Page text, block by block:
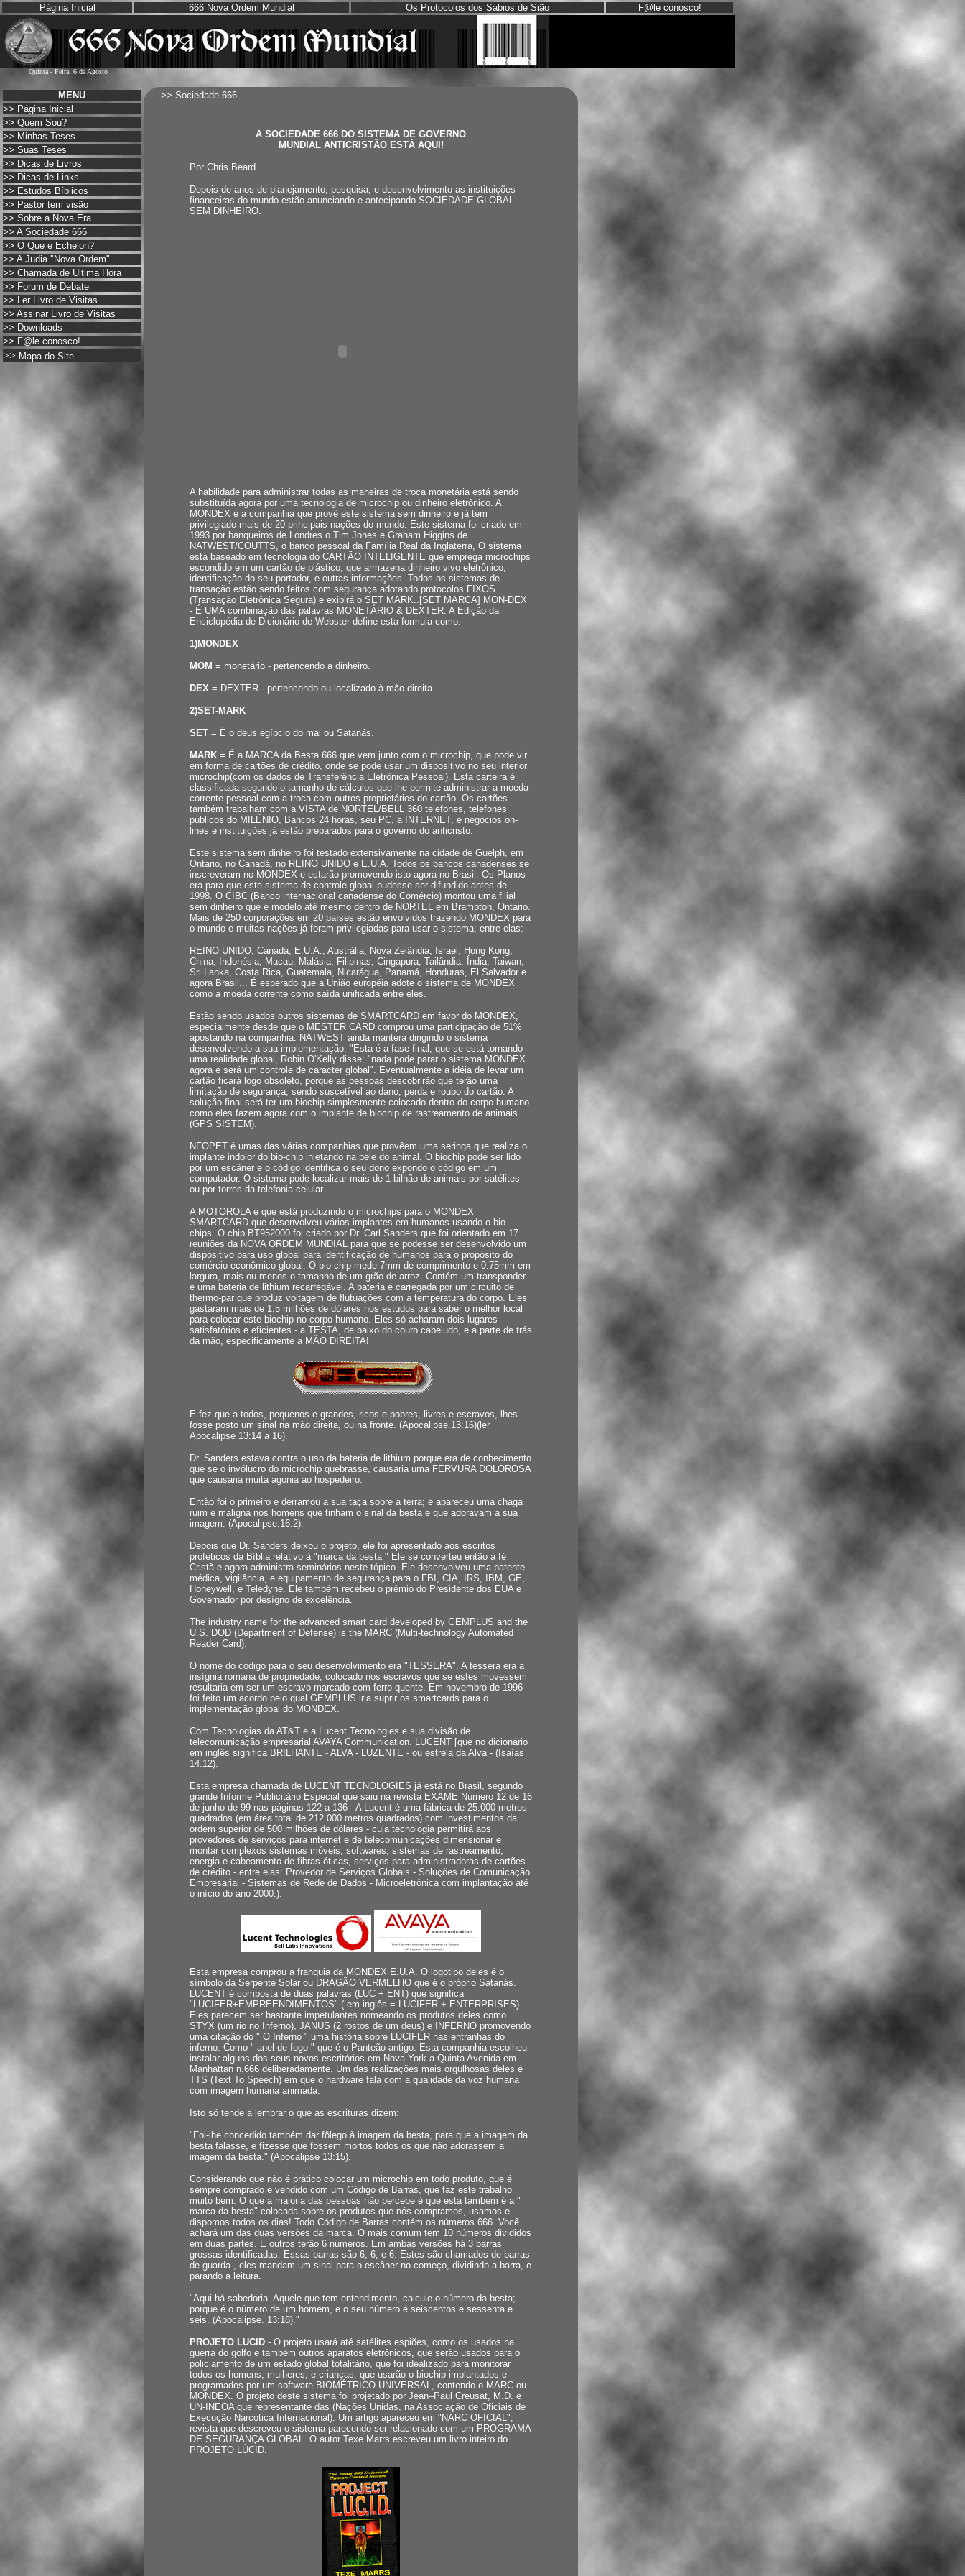
Página Inicial 666 Nova Ordem Mundial Os Protocolos dos Sábios de Sião F@le conosco!
Quinta - Feira, 6 de Agosto
MENU
>> Página Inicial
>> Quem Sou?
>> Minhas Teses
>> Suas Teses
>> Dicas de Livros
>> Dicas de Links
>> Estudos Bíblicos
>> Pastor tem visão
>> Sobre a Nova Era
>> A Sociedade 666
>> O Que é Echelon?
>> A Judia "Nova Ordem"
>> Chamada de Ultima Hora
>> Forum de Debate
>> Ler Livro de Visitas
>> Assinar Livro de Visitas
>> Downloads
>> F@le conosco!
>> Mapa do Site
>> Sociedade 666
A SOCIEDADE 666 DO SISTEMA DE GOVERNO
MUNDIAL ANTICRISTÃO ESTÁ AQUI!
Por Chris Beard
Depois de anos de planejamento, pesquisa, e desenvolvimento as instituições
financeiras do mundo estão anunciando e antecipando SOCIEDADE GLOBAL
SEM DINHEIRO.
A habilidade para administrar todas as maneiras de troca monetária está sendo
substituída agora por uma tecnologia de microchip ou dinheiro eletrônico. A
MONDEX é a companhia que provê este sistema sem dinheiro e já tem
privilegiado mais de 20 principais nações do mundo. Este sistema foi criado em
1993 por banqueiros de Londres o Tim Jones e Graham Higgins de
NATWEST/COUTTS, o banco pessoal da Família Real da Inglaterra, O sistema
está baseado em tecnologia do CARTÃO INTELIGENTE que emprega microchips
escondido em um cartão de plástico, que armazena dinheiro vivo eletrônico,
identificação do seu portador, e outras informações. Todos os sistemas de
transação estão sendo feitos com segurança adotando protocolos FIXOS
(Transação Eletrônica Segura) e exibirá o SET MARK..[SET MARCA] MON-DEX
- É UMA combinação das palavras MONETÁRIO & DEXTER. A Edição da
Enciclopédia de Dicionário de Webster define esta formula como:
1)MONDEX
MOM = monetário - pertencendo a dinheiro.
DEX = DEXTER - pertencendo ou localizado à mão direita.
2)SET-MARK
SET = É o deus egípcio do mal ou Satanás.
MARK = É a MARCA da Besta 666 que vem junto com o microchip, que pode vir
em forma de cartões de crédito, onde se pode usar um dispositivo no seu interior
microchip(com os dados de Transferência Eletrônica Pessoal). Esta carteira é
classificada segundo o tamanho de cálculos que lhe permite administrar a moeda
corrente pessoal com a troca com outros proprietários do cartão. Os cartões
também trabalham com a VISTA de NORTEL/BELL 360 telefones, telefones
públicos do MILÊNIO, Bancos 24 horas, seu PC, a INTERNET, e negócios on-
lines e instituições já estão preparados para o governo do anticristo.
Este sistema sem dinheiro foi testado extensivamente na cidade de Guelph, em
Ontario, no Canadá, no REINO UNIDO e E.U.A. Todos os bancos canadenses se
inscreveram no MONDEX e estarão promovendo isto agora no Brasil. Os Planos
era para que este sistema de controle global pudesse ser difundido antes de
1998. O CIBC (Banco internacional canadense do Comércio) montou uma filial
sem dinheiro que é modelo até mesmo dentro de NORTEL em Brampton, Ontario.
Mais de 250 corporações em 20 países estão envolvidos trazendo MONDEX para
o mundo e muitas nações já foram privilegiadas para usar o sistema; entre elas:
REINO UNIDO, Canadá, E.U.A., Austrália, Nova Zelândia, Israel, Hong Kong,
China, Indonésia, Macau, Malásia, Filipinas, Cingapura, Tailândia, Índia, Taiwan,
Sri Lanka, Costa Rica, Guatemala, Nicarágua, Panamá, Honduras, El Salvador e
agora Brasil... É esperado que a União européia adote o sistema de MONDEX
como a moeda corrente como saída unificada entre eles.
Estão sendo usados outros sistemas de SMARTCARD em favor do MONDEX,
especialmente desde que o MESTER CARD comprou uma participação de 51%
apostando na companhia. NATWEST ainda manterá dirigindo o sistema
desenvolvendo a sua implementação. "Esta é a fase final, que se está tornando
uma realidade global, Robin O'Kelly disse: "nada pode parar o sistema MONDEX
agora e será um controle de caracter global". Eventualmente a idéia de levar um
cartão ficará logo obsoleto, porque as pessoas descobrirão que terão uma
limitação de segurança, sendo suscetível ao dano, perda e roubo do cartão. A
solução final será ter um biochip simplesmente colocado dentro do corpo humano
como eles fazem agora com o implante de biochip de rastreamento de animais
(GPS SISTEM).
NFOPET é umas das várias companhias que provêem uma seringa que realiza o
implante indolor do bio-chip injetando na pele do animal. O biochip pode ser lido
por um escâner e o código identifica o seu dono expondo o código em um
computador. O sistema pode localizar mais de 1 bilhão de animais por satélites
ou por torres da telefonia celular.
A MOTOROLA é que está produzindo o microchips para o MONDEX
SMARTCARD que desenvolveu vários implantes em humanos usando o bio-
chips. O chip BT952000 foi criado por Dr. Carl Sanders que foi orientado em 17
reuniões da NOVA ORDEM MUNDIAL para que se podesse ser desenvolvido um
dispositivo para uso global para identificação de humanos para o propósito do
comércio econômico global. O bio-chip mede 7mm de comprimento e 0.75mm em
largura, mais ou menos o tamanho de um grão de arroz. Contém um transponder
e uma bateria de lithium recarregável. A bateria é carregada por um circuito de
thermo-par que produz voltagem de flutuações com a temperatura do corpo. Eles
gastaram mais de 1.5 milhões de dólares nos estudos para saber o melhor local
para colocar este biochip no corpo humano. Eles só acharam dois lugares
satisfatórios e eficientes - a TESTA, de baixo do couro cabeludo, e a parte de trás
da mão, especificamente a MÃO DIREITA!
E fez que a todos, pequenos e grandes, ricos e pobres, livres e escravos, lhes
fosse posto um sinal na mão direita, ou na fronte. (Apocalipse.13:16)(ler
Apocalipse 13:14 a 16).
Dr. Sanders estava contra o uso da bateria de lithium porque era de conhecimento
que se o invólucro do microchip quebrasse, causaria uma FERVURA DOLOROSA
que causaria muita agonia ao hospedeiro.
Então foi o primeiro e derramou a sua taça sobre a terra; e apareceu uma chaga
ruim e maligna nos homens que tinham o sinal da besta e que adoravam a sua
imagem. (Apocalipse.16:2).
Depois que Dr. Sanders deixou o projeto, ele foi apresentado aos escritos
proféticos da Bíblia relativo à "marca da besta " Ele se converteu então à fé
Cristã e agora administra seminários neste tópico. Ele desenvolveu uma patente
médica, vigilância, e equipamento de segurança para o FBI, CIA, IRS, IBM, GE,
Honeywell, e Teledyne. Ele também recebeu o prêmio do Presidente dos EUA e
Governador por desígno de excelência.
The industry name for the advanced smart card developed by GEMPLUS and the
U.S. DOD (Department of Defense) is the MARC (Multi-technology Automated
Reader Card).
O nome do código para o seu desenvolvimento era "TESSERA". A tessera era a
insígnia romana de propriedade, colocado nos escravos que se estes movessem
resultaria em ser um escravo marcado com ferro quente. Em novembro de 1996
foi feito um acordo pelo qual GEMPLUS iria suprir os smartcards para o
implementação global do MONDEX.
Com Tecnologias da AT&T e a Lucent Tecnologies e sua divisão de
telecomunicação empresarial AVAYA Communication. LUCENT [que no dicionário
em inglês significa BRILHANTE - ALVA - LUZENTE - ou estrela da Alva - (Isaías
14:12).
Esta empresa chamada de LUCENT TECNOLOGIES já está no Brasil, segundo
grande Informe Publicitário Especial que saiu na revista EXAME Número 12 de 16
de junho de 99 nas páginas 122 a 136 - A Lucent é uma fábrica de 25.000 metros
quadrados (em área total de 212.000 metros quadrados) com investimentos da
ordem superior de 500 milhões de dólares - cuja tecnologia permitirá aos
provedores de serviços para internet e de telecomunicações dimensionar e
montar complexos sistemas móveis, softwares, sistemas de rastreamento,
energia e cabeamento de fibras óticas, serviços para administradoras de cartões
de crédito - entre elas: Provedor de Serviços Globais - Soluções de Comunicação
Empresarial - Sistemas de Rede de Dados - Microeletrônica com implantação até
o início do ano 2000.).
Esta empresa comprou a franquia da MONDEX E.U.A. O logotipo deles é o
símbolo da Serpente Solar ou DRAGÃO VERMELHO que é o próprio Satanás.
LUCENT é composta de duas palavras (LUC + ENT) que significa
"LUCIFER+EMPREENDIMENTOS" ( em inglês = LUCIFER + ENTERPRISES).
Eles parecem ser bastante impetulantes nomeando os produtos deles como
STYX (um rio no Inferno), JANUS (2 rostos de um deus) e INFERNO promovendo
uma citação do " O Inferno " uma história sobre LUCIFER nas entranhas do
inferno. Como " anel de fogo " que é o Panteão antigo. Esta companhia escolheu
instalar alguns dos seus novos escritórios em Nova York a Quinta Avenida em
Manhattan n.666 deliberadamente. Um das realizações mais orgulhosas deles é
TTS (Text To Speech) em que o hardware fala com a qualidade da voz humana
com imagem humana animada.
Isto só tende a lembrar o que as escrituras dizem:
"Foi-lhe concedido também dar fôlego à imagem da besta, para que a imagem da
besta falasse, e fizesse que fossem mortos todos os que não adorassem a
imagem da besta." (Apocalipse 13:15).
Considerando que não é prático colocar um microchip em todo produto, que é
sempre comprado e vendido com um Código de Barras, que faz este trabalho
muito bem. O que a maioria das pessoas não percebe é que esta também é a "
marca da besta" colocada sobre os produtos que nós compramos, usamos e
dispomos todos os dias! Todo Código de Barras contém os números 666. Você
achará um das duas versões da marca. O mais comum tem 10 números divididos
em duas partes. E outros terão 6 números. Em ambas versões há 3 barras
grossas identificadas. Essas barras são 6, 6, e 6. Estes são chamados de barras
de guarda , eles mandam um sinal para o escâner no começo, dividindo a barra, e
parando a leitura.
"Aqui há sabedoria. Aquele que tem entendimento, calcule o número da besta;
porque é o número de um homem, e o seu número é seiscentos e sessenta e
seis. (Apocalipse. 13:18)."
PROJETO LUCID - O projeto usará até satélites espiões, como os usados na
guerra do golfo e também outros aparatos eletrônicos, que serão usados para o
policiamento de um estado global totalitário, que foi idealizado para monitorar
todos os homens, mulheres, e crianças, que usarão o biochip implantados e
programados por um software BIOMÉTRICO UNIVERSAL, contendo o MARC ou
MONDEX. O projeto deste sistema foi projetado por Jean–Paul Creusat, M.D. e
UN-INEOA que representante das (Nações Unidas, na Associação de Oficiais de
Execução Narcótica Internacional). Um artigo apareceu em "NARC OFICIAL",
revista que descreveu o sistema parecendo ser relacionado com um PROGRAMA
DE SEGURANÇA GLOBAL. O autor Texe Marrs escreveu um livro inteiro do
PROJETO LÚCID.